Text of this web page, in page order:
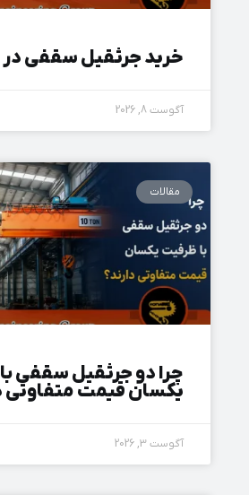
خرید جرثقیل سقفی
آگوست 8, 2026
مقالات
چرا دو جرثقیل سقفی
یکسان قیمت متفاوتی
آگوست 3, 2026